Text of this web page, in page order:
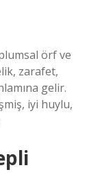
örf ve
zarafet,
gelir.
iyi huylu,